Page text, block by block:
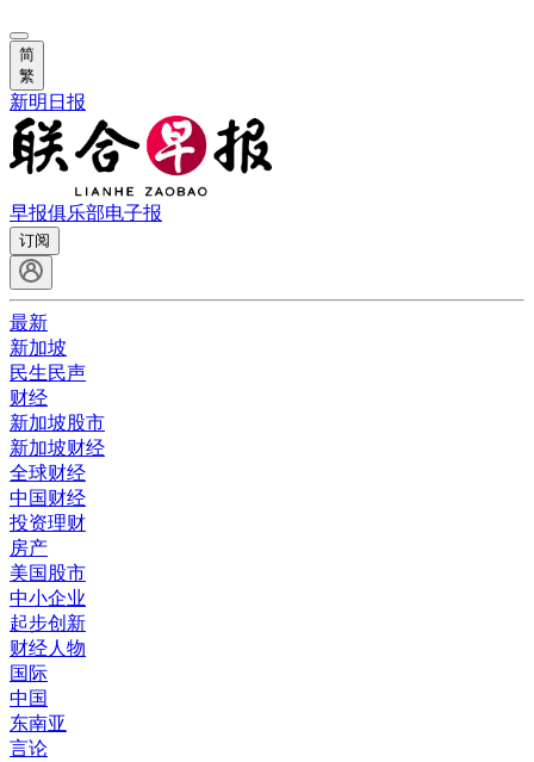
简
繁
新明日报
早报俱乐部电子报
订阅
最新
新加坡
民生民声
财经
新加坡股市
新加坡财经
全球财经
中国财经
投资理财
房产
美国股市
中小企业
起步创新
财经人物
国际
中国
东南亚
言论